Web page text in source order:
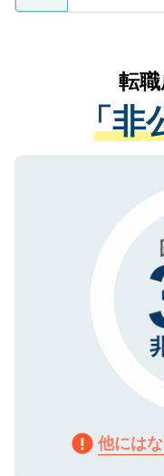
ているすべ
は、個人情
管理基準を
る、プライ
で、機密保
かがいして
経験をまじ
させていた
ない方には
ので、まず
転
「非
他には